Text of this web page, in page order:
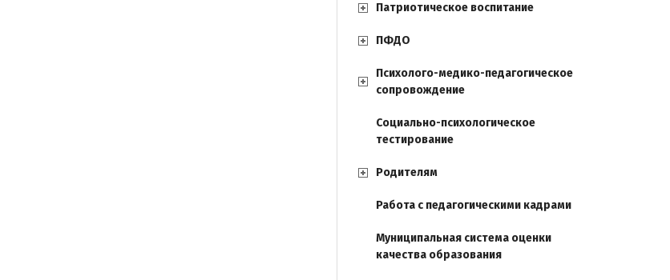
Патриотическое воспитание
ПФДО
Психолого-медико-педагогическое
сопровождение
Социально-психологическое
тестирование
Родителям
Работа с педагогическими кадрами
Муниципальная система оценки
качества образования